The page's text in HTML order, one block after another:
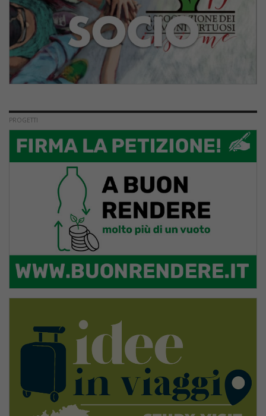
PROGETTI